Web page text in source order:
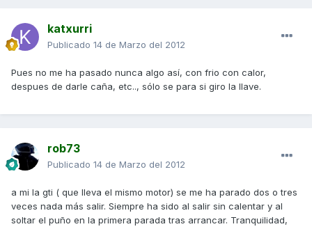
katxurri
Publicado 14 de Marzo del 2012
Pues no me ha pasado nunca algo así, con frio con calor,
despues de darle caña, etc.., sólo se para si giro la llave.
rob73
Publicado 14 de Marzo del 2012
a mi la gti ( que lleva el mismo motor) se me ha parado dos o tres
veces nada más salir. Siempre ha sido al salir sin calentar y al
soltar el puño en la primera parada tras arrancar. Tranquilidad,